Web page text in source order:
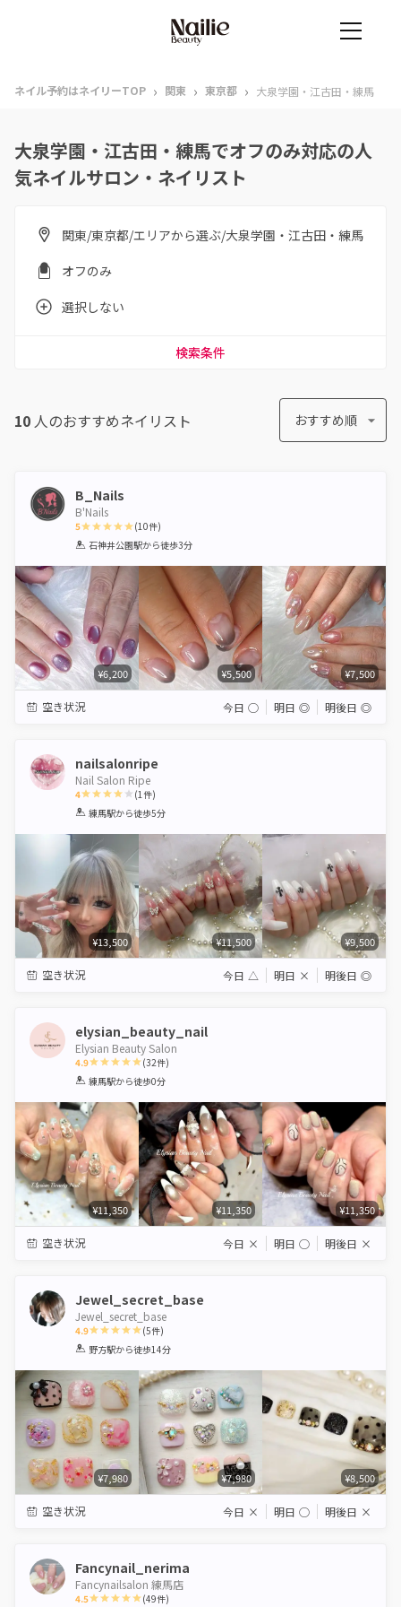
ネイル予約はネイリーTOP › 関東 › 東京都 › 大泉学園・江古田・練馬
大泉学園・江古田・練馬でオフのみ対応の人
気ネイルサロン・ネイリスト
関東/東京都/エリアから選ぶ/大泉学園・江古田・練馬
オフのみ
選択しない
検索条件
10 人のおすすめネイリスト おすすめ順
B_Nails
B'Nails
5
1 2 3 4 5
(10件)
石神井公園駅から徒歩3分
¥6,200 ¥5,500 ¥7,500
空き状況 今日 ◯ 明日 ◎ 明後日 ◎
nailsalonripe
Nail Salon Ripe
4
1 2 3 4 5
(1件)
練馬駅から徒歩5分
¥13,500 ¥11,500 ¥9,500
空き状況 今日 △ 明日 × 明後日 ◎
elysian_beauty_nail
Elysian Beauty Salon
4.9
1 2 3 4 5
(32件)
練馬駅から徒歩0分
¥11,350 ¥11,350 ¥11,350
空き状況 今日 × 明日 ◯ 明後日 ×
Jewel_secret_base
Jewel_secret_base
4.9
1 2 3 4 5
(5件)
野方駅から徒歩14分
¥7,980 ¥7,980 ¥8,500
空き状況 今日 × 明日 ◯ 明後日 ×
Fancynail_nerima
Fancynailsalon 練馬店
4.5 (49件)